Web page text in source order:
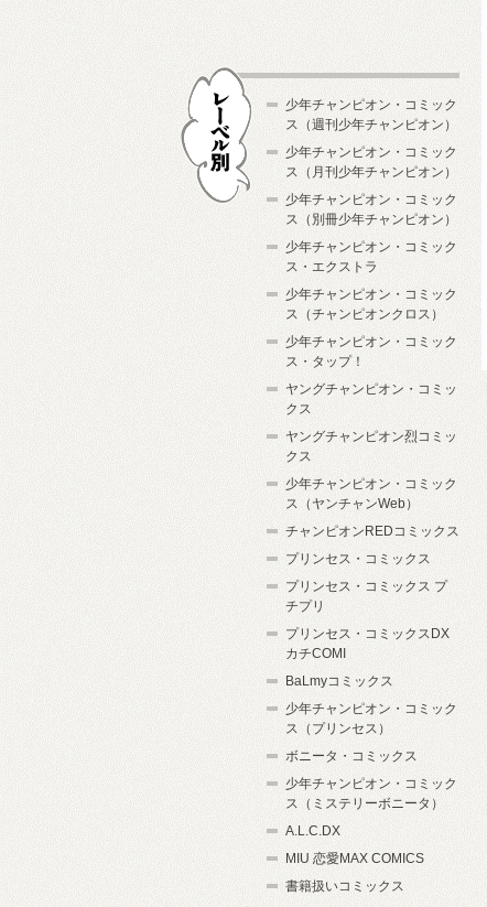
少年チャンピオン・コミック
ス（週刊少年チャンピオン）
少年チャンピオン・コミック
ス（月刊少年チャンピオン）
少年チャンピオン・コミック
ス（別冊少年チャンピオン）
少年チャンピオン・コミック
ス・エクストラ
少年チャンピオン・コミック
ス（チャンピオンクロス）
少年チャンピオン・コミック
ス・タップ！
ヤングチャンピオン・コミッ
クス
ヤングチャンピオン烈コミッ
クス
少年チャンピオン・コミック
ス（ヤンチャンWeb）
チャンピオンREDコミックス
プリンセス・コミックス
プリンセス・コミックス プ
チプリ
プリンセス・コミックスDX
カチCOMI
BaLmyコミックス
少年チャンピオン・コミック
ス（プリンセス）
ボニータ・コミックス
少年チャンピオン・コミック
ス（ミステリーボニータ）
A.L.C.DX
MIU 恋愛MAX COMICS
書籍扱いコミックス